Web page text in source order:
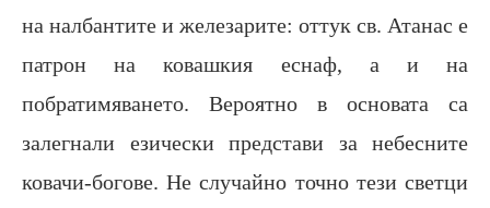
на налбантите и железарите: оттук св. Атанас е
патрон на ковашкия еснаф, а и на
побратимяването. Вероятно в основата са
залегнали езически представи за небесните
ковачи-богове. Не случайно точно тези светци